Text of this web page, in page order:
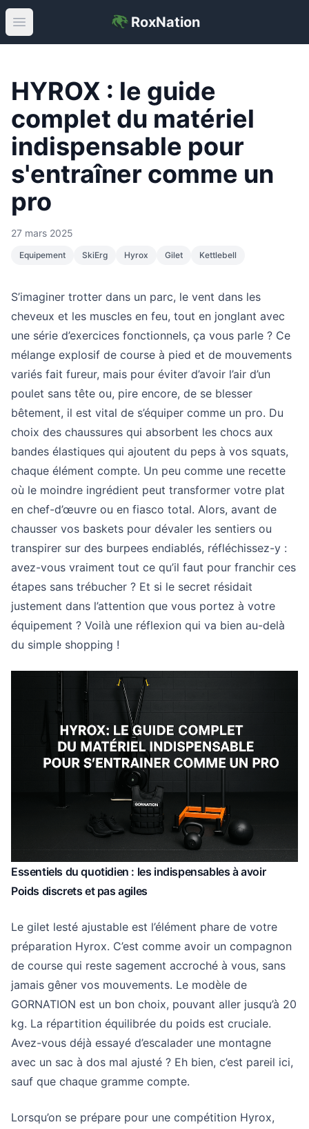
Open main menu RoxNation
HYROX : le guide
complet du matériel
indispensable pour
s'entraîner comme un
pro
27 mars 2025
Equipement SkiErg Hyrox Gilet Kettlebell
S’imaginer trotter dans un parc, le vent dans les
cheveux et les muscles en feu, tout en jonglant avec
une série d’exercices fonctionnels, ça vous parle ? Ce
mélange explosif de course à pied et de mouvements
variés fait fureur, mais pour éviter d’avoir l’air d’un
poulet sans tête ou, pire encore, de se blesser
bêtement, il est vital de s’équiper comme un pro. Du
choix des chaussures qui absorbent les chocs aux
bandes élastiques qui ajoutent du peps à vos squats,
chaque élément compte. Un peu comme une recette
où le moindre ingrédient peut transformer votre plat
en chef-d’œuvre ou en fiasco total. Alors, avant de
chausser vos baskets pour dévaler les sentiers ou
transpirer sur des burpees endiablés, réfléchissez-y :
avez-vous vraiment tout ce qu’il faut pour franchir ces
étapes sans trébucher ? Et si le secret résidait
justement dans l’attention que vous portez à votre
équipement ? Voilà une réflexion qui va bien au-delà
du simple shopping !
Essentiels du quotidien : les indispensables à avoir
Poids discrets et pas agiles
Le gilet lesté ajustable est l’élément phare de votre
préparation Hyrox. C’est comme avoir un compagnon
de course qui reste sagement accroché à vous, sans
jamais gêner vos mouvements. Le modèle de
GORNATION est un bon choix, pouvant aller jusqu’à 20
kg. La répartition équilibrée du poids est cruciale.
Avez-vous déjà essayé d’escalader une montagne
avec un sac à dos mal ajusté ? Eh bien, c’est pareil ici,
sauf que chaque gramme compte.
Lorsqu’on se prépare pour une compétition Hyrox,